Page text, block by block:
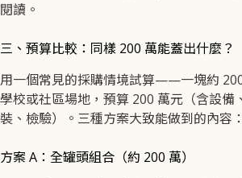
閱讀。
三、預算比較：同樣 200 萬能蓋出什麼？
用一個常見的採購情境試算——一塊約
學校或社區場地，預算 200 萬元（含設備
裝、檢驗）。三種方案大致能做到的內容：
方案 A：全罐頭組合（約 200 萬）